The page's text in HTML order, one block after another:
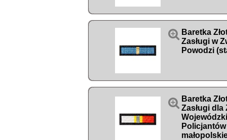
 Baretka
Zasługi w
Powodzi
 Baretka
Zasługi dla